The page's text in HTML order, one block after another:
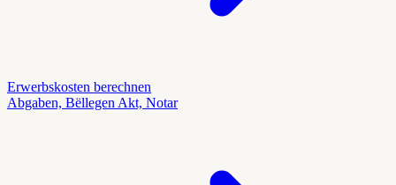
Erwerbskosten berechnen
Abgaben, Bëllegen Akt, Notar